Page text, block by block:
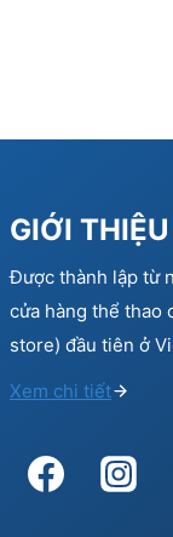
GIỚI THIỆU
Được thành lập từ
cửa hàng thể thao
store) đầu tiên ở
Xem chi tiết